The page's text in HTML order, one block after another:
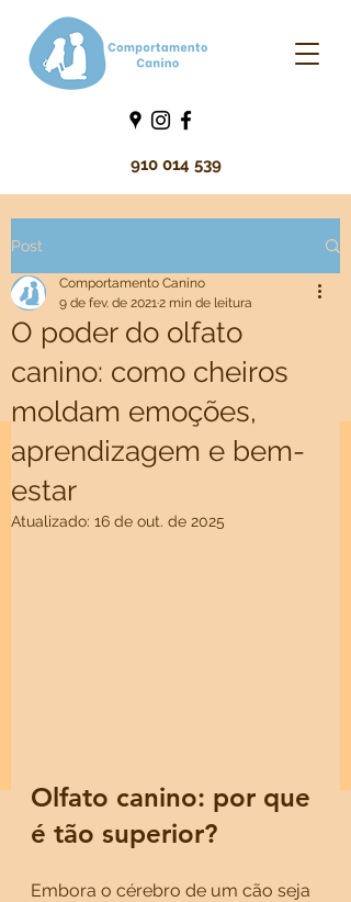
910 014 539
Post
O poder do olfato
canino: como cheiros
moldam emoções,
aprendizagem e bem-
estar
Comportamento Canino
9 de fev. de 20212 min de leitura
Atualizado: 16 de out. de 2025
Olfato canino: por que
é tão superior?
Embora o cérebro de um cão seja